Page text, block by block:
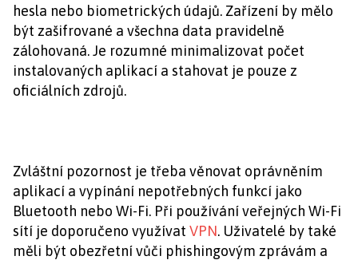
hesla nebo biometrických údajů. Zařízení by mělo
být zašifrované a všechna data pravidelně
zálohovaná. Je rozumné minimalizovat počet
instalovaných aplikací a stahovat je pouze z
oficiálních zdrojů.
Zvláštní pozornost je třeba věnovat oprávněním
aplikací a vypínání nepotřebných funkcí jako
Bluetooth nebo Wi-Fi. Při používání veřejných Wi-Fi
sítí je doporučeno využívat VPN. Uživatelé by také
měli být obezřetní vůči phishingovým zprávám a